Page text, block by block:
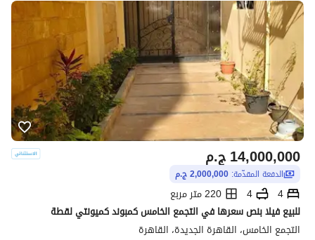
ج.م14,000,000
الدفعة المقدّمة: 2,000,000 ج.م
4
4
220 متر مربع
للبيع فيلا بنص سعرها في التجمع الخامس كمبوند كميونتي لقطة
التجمع الخامس، القاهرة الجديدة، القاهرة